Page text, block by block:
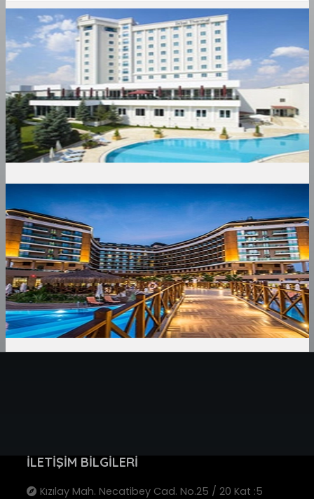
İLETIŞIM BILGILERI
Kızılay Mah. Necatibey Cad. No.25 / 20 Kat :5